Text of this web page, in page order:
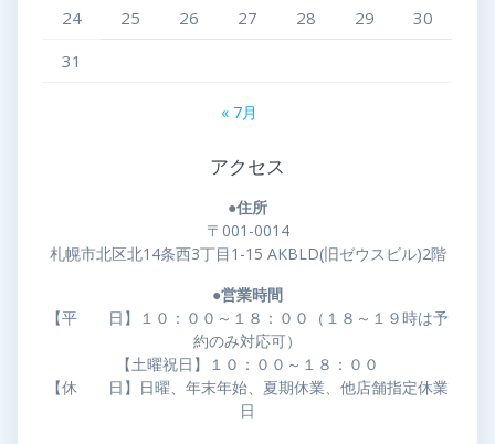
24
25 26 27 28 29
30
31
« 7月
アクセス
●住所
〒001-0014
札幌市北区北14条西3丁目1-15 AKBLD(旧ゼウスビル)2階
●営業時間
【平 日】１０：００～１８：００（１８～１９時は予
約のみ対応可）
【土曜祝日】１０：００～１８：００
【休 日】日曜、年末年始、夏期休業、他店舗指定休業
日